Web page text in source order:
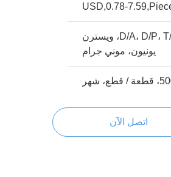
USD,0.78-
خطاب الاعتماد، D/A، D/P، T/T، ويسترن
يونيون، موني جرام
قطع، شهر
اتصل الآن